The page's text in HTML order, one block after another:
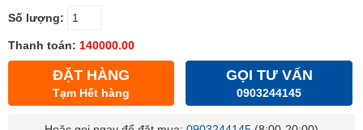
Số lượng:
Thanh toán: 140000.00
ĐẶT HÀNG
Tạm Hết hàng
GỌI TƯ VẤN
0903244145